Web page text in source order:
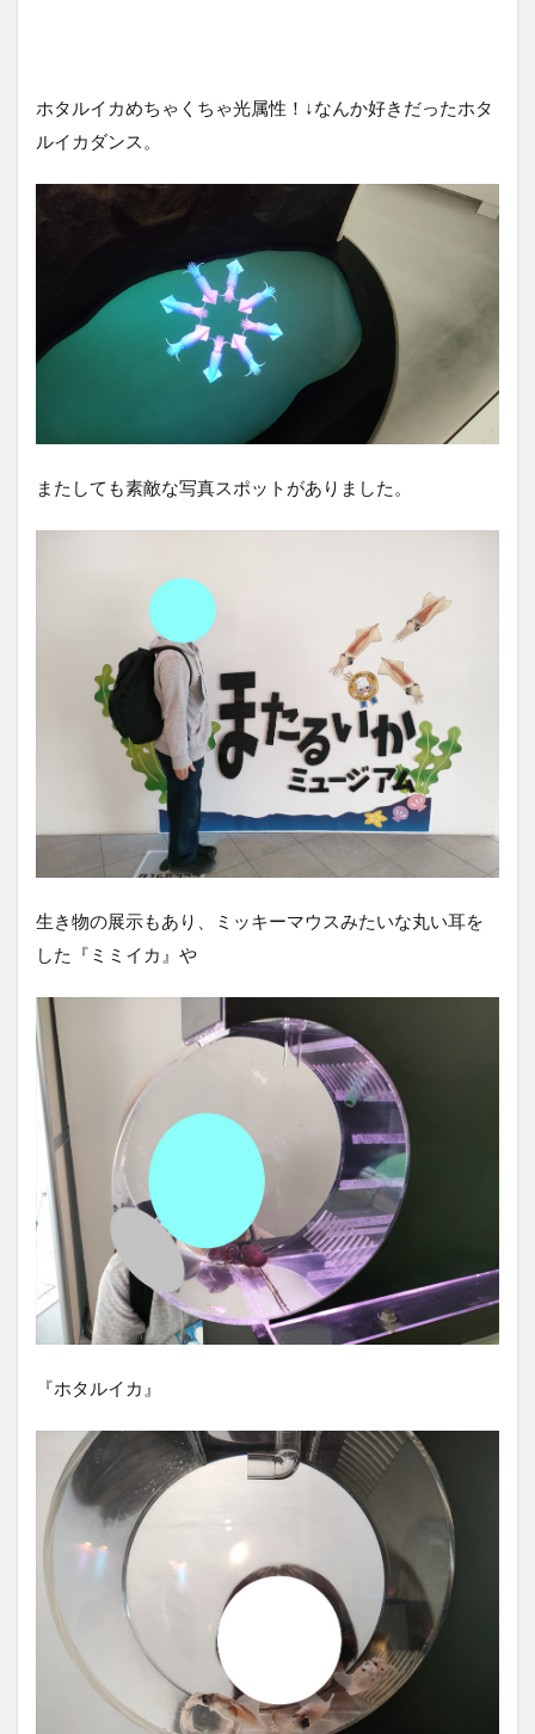
ホタルイカめちゃくちゃ光属性！↓なんか好きだったホタ
ルイカダンス。
またしても素敵な写真スポットがありました。
生き物の展示もあり、ミッキーマウスみたいな丸い耳を
した『ミミイカ』や
『ホタルイカ』